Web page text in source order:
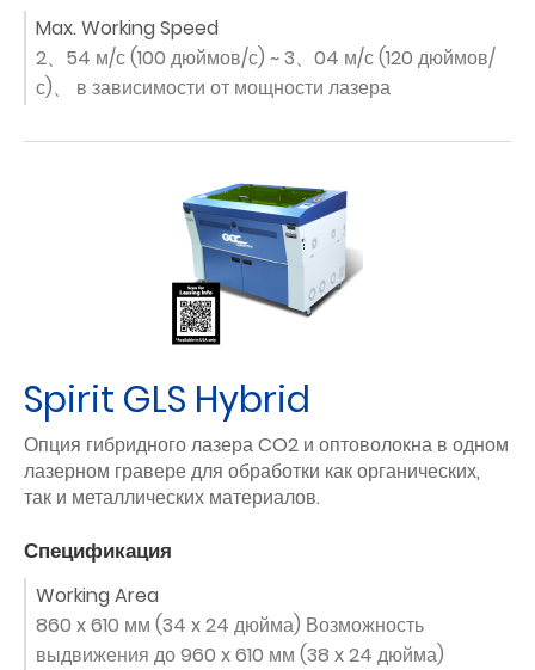
Max. Working Speed
2、54 м/с (100 дюймов/с) ~ 3、04 м/с (120 дюймов/
с)、 в зависимости от мощности лазера
Spirit GLS Hybrid
Опция гибридного лазера CO2 и оптоволокна в одном
лазерном гравере для обработки как органических,
так и металлических материалов.
Спецификация
Working Area
860 x 610 мм (34 x 24 дюйма) Возможность
выдвижения до 960 x 610 мм (38 x 24 дюйма)